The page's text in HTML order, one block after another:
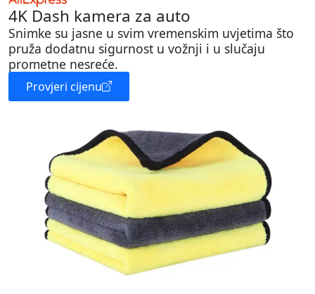
4K Dash kamera za auto
Snimke su jasne u svim vremenskim uvjetima što
pruža dodatnu sigurnost u vožnji i u slučaju
prometne nesreće.
Provjeri cijenu